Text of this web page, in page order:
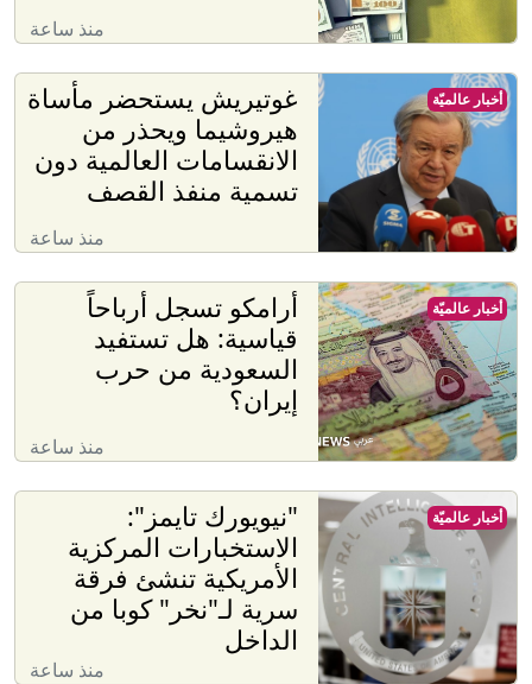
منذ ساعة
غوتيريش يستحضر مأساة
هيروشيما ويحذر من
الانقسامات العالمية دون
تسمية منفذ القصف
منذ ساعة
أخبار عالميّة
أرامكو تسجل أرباحاً
قياسية: هل تستفيد
السعودية من حرب
إيران؟
منذ ساعة
أخبار عالميّة
"نيويورك تايمز":
الاستخبارات المركزية
الأمريكية تنشئ فرقة
سرية لـ"نخر" كوبا من
الداخل
منذ ساعة
أخبار عالميّة